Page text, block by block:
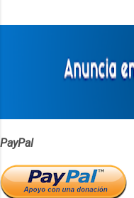
PayPal